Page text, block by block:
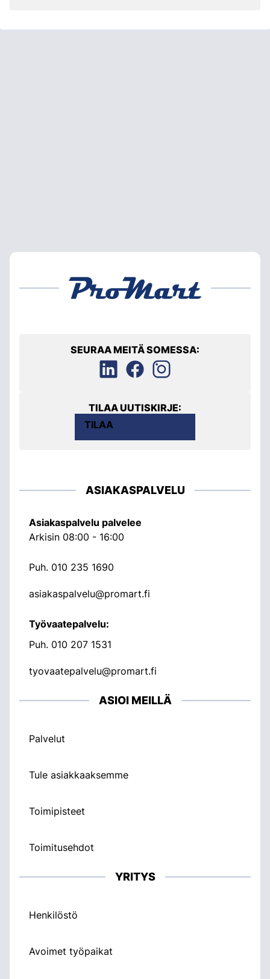
SEURAA MEITÄ SOMESSA:
TILAA UUTISKIRJE:
TILAA
ASIAKASPALVELU
Asiakaspalvelu palvelee
Arkisin 08:00 - 16:00
Puh. 010 235 1690
asiakaspalvelu@promart.fi
Työvaatepalvelu:
Puh. 010 207 1531
tyovaatepalvelu@promart.fi
ASIOI MEILLÄ
Palvelut
Tule asiakkaaksemme
Toimipisteet
Toimitusehdot
YRITYS
Henkilöstö
Avoimet työpaikat